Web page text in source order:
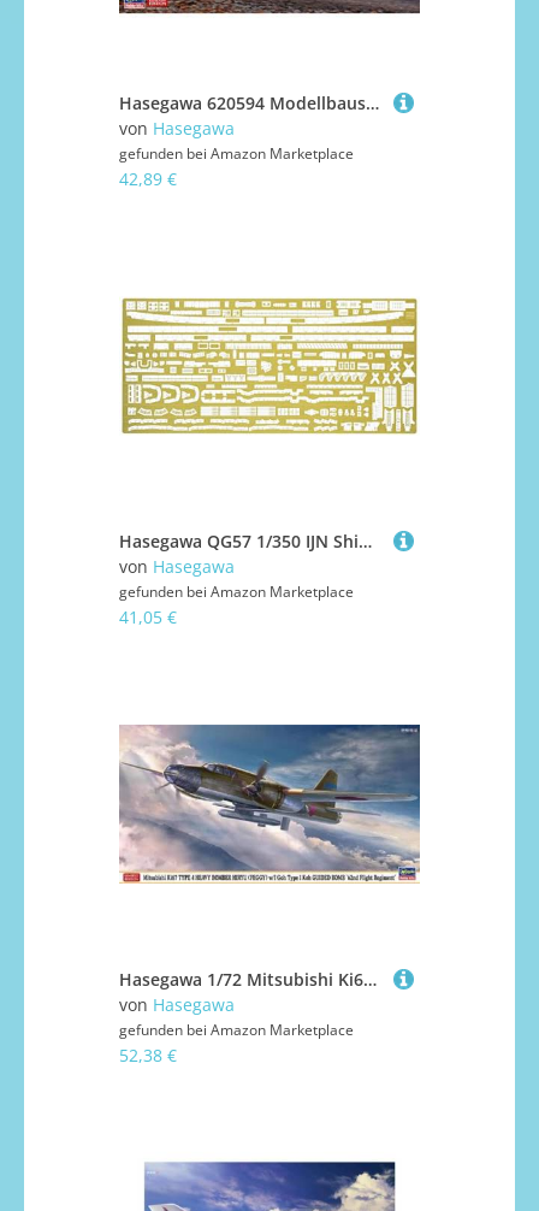
Hasegawa 620594 Modellbausatz, Mehrfarbig
von Hasegawa
gefunden bei Amazon Marketplace
42,89 €
Hasegawa QG57 1/350 IJN Shimakaze, Aufrüstteile I
von Hasegawa
gefunden bei Amazon Marketplace
41,05 €
Hasegawa 1/72 Mitsubishi Ki67 Type 4, HIRYU, 62nd Flight Regiment
von Hasegawa
gefunden bei Amazon Marketplace
52,38 €